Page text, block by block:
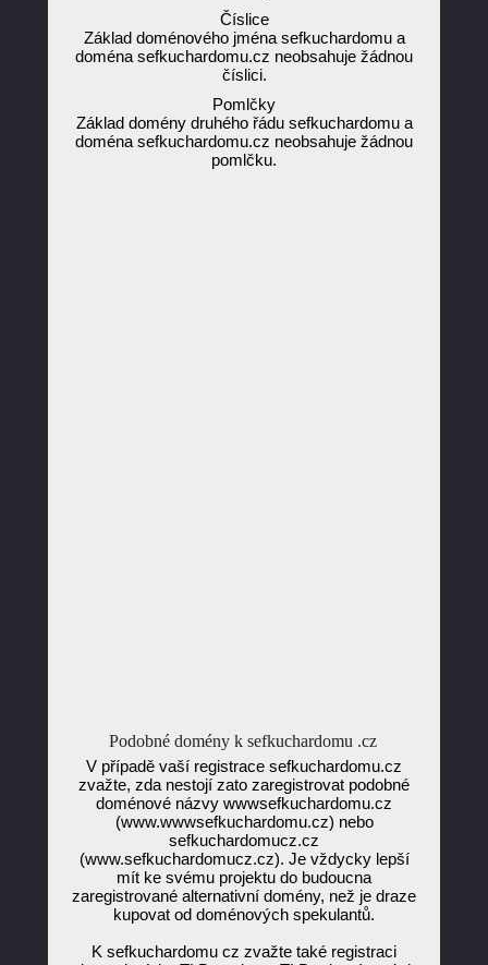
Číslice
Základ doménového jména sefkuchardomu a
doména sefkuchardomu.cz neobsahuje žádnou
číslici.
Pomlčky
Základ domény druhého řádu sefkuchardomu a
doména sefkuchardomu.cz neobsahuje žádnou
pomlčku.
Podobné domény k sefkuchardomu .cz
V případě vaší registrace sefkuchardomu.cz
zvažte, zda nestojí zato zaregistrovat podobné
doménové názvy wwwsefkuchardomu.cz
(www.wwwsefkuchardomu.cz) nebo
sefkuchardomucz.cz
(www.sefkuchardomucz.cz). Je vždycky lepší
mít ke svému projektu do budoucna
zaregistrované alternativní domény, než je draze
kupovat od doménových spekulantů.
K sefkuchardomu cz zvažte také registraci